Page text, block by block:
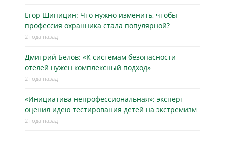
Егор Шипицин: Что нужно изменить, чтобы
профессия охранника стала популярной?
2 года назад
Дмитрий Белов: «К системам безопасности
отелей нужен комплексный подход»
2 года назад
«Инициатива непрофессиональная»: эксперт
оценил идею тестирования детей на экстремизм
2 года назад